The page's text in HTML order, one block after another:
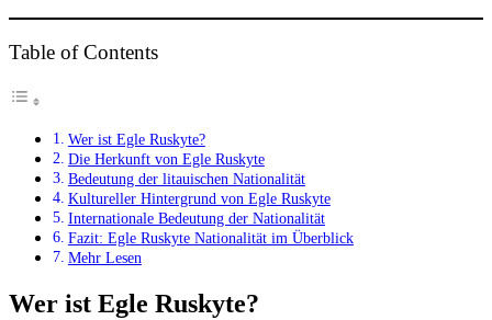
Table of Contents
Wer ist Egle Ruskyte?
Die Herkunft von Egle Ruskyte
Bedeutung der litauischen Nationalität
Kultureller Hintergrund von Egle Ruskyte
Internationale Bedeutung der Nationalität
Fazit: Egle Ruskyte Nationalität im Überblick
Mehr Lesen
Wer ist Egle Ruskyte?